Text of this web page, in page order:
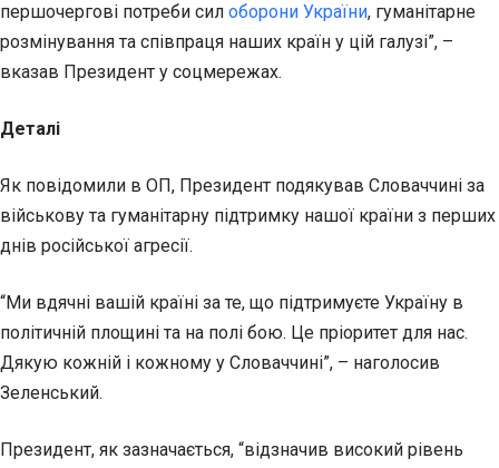
першочергові потреби сил оборони України, гуманітарне
розмінування та співпраця наших країн у цій галузі”, –
вказав Президент у соцмережах.
Деталі
Як повідомили в ОП, Президент подякував Словаччині за
військову та гуманітарну підтримку нашої країни з перших
днів російської агресії.
“Ми вдячні вашій країні за те, що підтримуєте Україну в
політичній площині та на полі бою. Це пріоритет для нас.
Дякую кожній і кожному у Словаччині”, – наголосив
Зеленський.
Президент, як зазначається, “відзначив високий рівень